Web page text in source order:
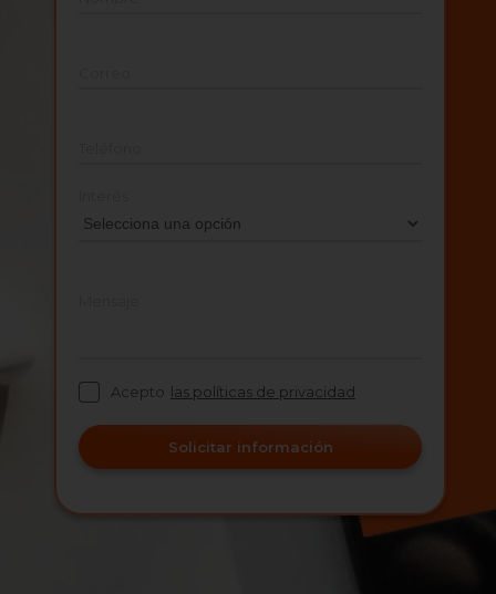
Acepto las políticas de privacidad
Solicitar información